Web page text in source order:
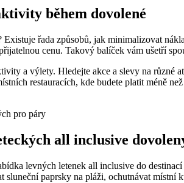
během dovolené
řada způsobů, jak minimalizovat
cenu. Takový balíček​ vám ušetří
a výlety. Hledejte akce a slevy na různé
restauracích, kde budete platit‍ méně
all inclusive
levných letenek all inclusive do​
paprsky na pláži, ochutnávat